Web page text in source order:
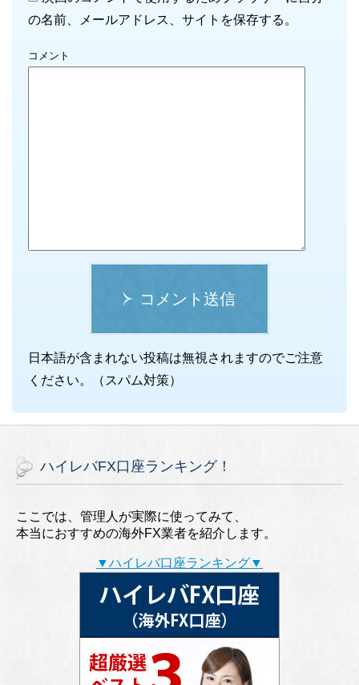
の名前、メールアドレス、サイトを保存する。
コメント
コメント送信
日本語が含まれない投稿は無視されますのでご注意
ください。（スパム対策）
ハイレバFX口座ランキング！
ここでは、管理人が実際に使ってみて、
本当におすすめの海外FX業者を紹介します。
▼ハイレバ口座ランキング▼